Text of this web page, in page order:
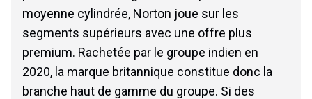
moyenne cylindrée, Norton joue sur les
segments supérieurs avec une offre plus
premium. Rachetée par le groupe indien en
2020, la marque britannique constitue donc la
branche haut de gamme du groupe. Si des